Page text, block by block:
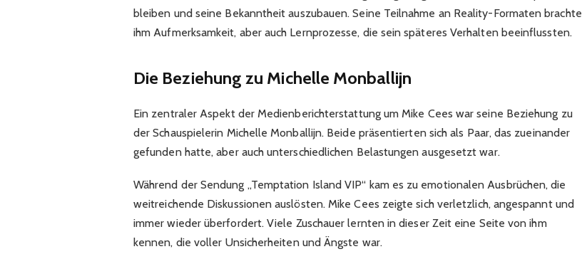
bleiben und seine Bekanntheit auszubauen. Seine Teilnahme an Reality-Formaten brachte
ihm Aufmerksamkeit, aber auch Lernprozesse, die sein späteres Verhalten beeinflussten.
Die Beziehung zu Michelle Monballijn
Ein zentraler Aspekt der Medienberichterstattung um Mike Cees war seine Beziehung zu
der Schauspielerin Michelle Monballijn. Beide präsentierten sich als Paar, das zueinander
gefunden hatte, aber auch unterschiedlichen Belastungen ausgesetzt war.
Während der Sendung „Temptation Island VIP“ kam es zu emotionalen Ausbrüchen, die
weitreichende Diskussionen auslösten. Mike Cees zeigte sich verletzlich, angespannt und
immer wieder überfordert. Viele Zuschauer lernten in dieser Zeit eine Seite von ihm
kennen, die voller Unsicherheiten und Ängste war.